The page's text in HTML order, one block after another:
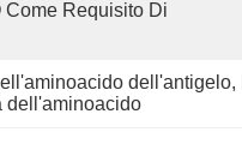
Come Requisito Di
dell'antigelo,
dell'aminoacido